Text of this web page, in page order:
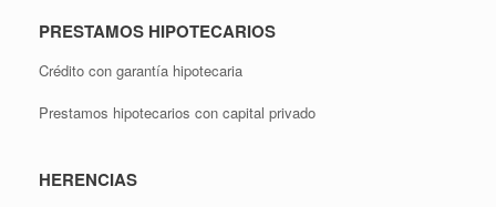
PRESTAMOS HIPOTECARIOS
Crédito con garantía hipotecaria
Prestamos hipotecarios con capital privado
HERENCIAS